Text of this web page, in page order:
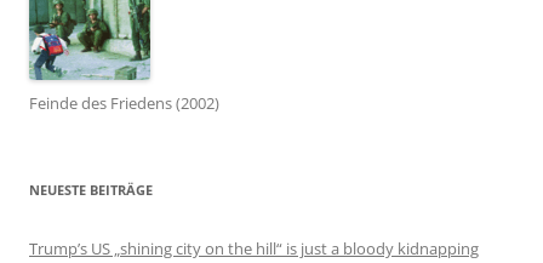
Feinde des Friedens (2002)
NEUESTE BEITRÄGE
Trump’s US „shining city on the hill“ is just a bloody kidnapping